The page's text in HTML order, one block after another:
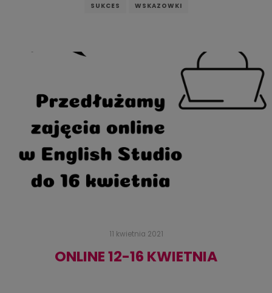
SUKCES
WSKAZOWKI
11 kwietnia 2021
ONLINE 12-16 KWIETNIA